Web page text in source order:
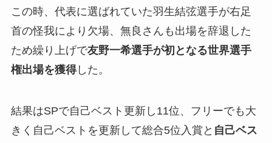
この時、代表に選ばれていた羽生結弦選手が右足
首の怪我により欠場、無良さんも出場を辞退した
ため繰り上げで友野一希選手が初となる世界選手
権出場を獲得した。
結果はSPで自己ベスト更新し11位、フリーでも大
きく自己ベストを更新して総合5位入賞と 自己ベス